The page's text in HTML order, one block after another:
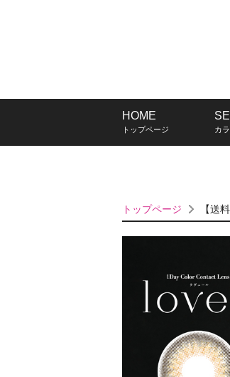
トップページ 【送
HOME
トップページ カ